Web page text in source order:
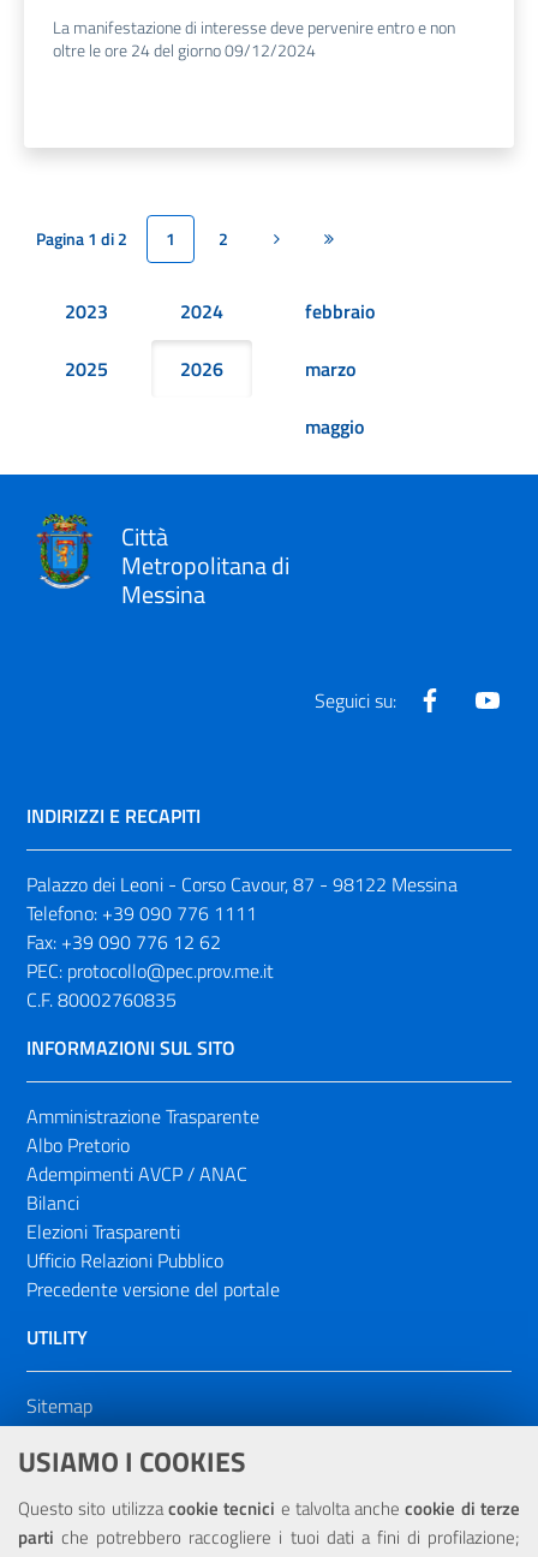
USIAMO I COOKIES
Questo sito utilizzacookie tecnici e talvolta anchecookie di terze
parti che potrebbero raccogliere i tuoi dati a fini di profilazione;
La manifestazione di interesse deve pervenire entro e non
oltre le ore 24 del giorno 09/12/2024
Pagina 1 di 2 1 2 Pagina successiva
Ultima pagina
2023
2024
2025
2026
febbraio
marzo
maggio
Città
Metropolitana di
Messina
Seguici su: Facebook
INDIRIZZI E RECAPITI
Palazzo dei Leoni - Corso Cavour, 87 - 98122 Messina
Telefono: +39 090 776 1111
Fax: +39 090 776 12 62
PEC: protocollo@pec.prov.me.it
C.F. 80002760835
INFORMAZIONI SUL SITO
Amministrazione Trasparente
Albo Pretorio
Adempimenti AVCP / ANAC
Bilanci
Elezioni Trasparenti
Ufficio Relazioni Pubblico
Precedente versione del portale
UTILITY
Sitemap
Dichiarazione di accessibilità
NOTE LEGALI